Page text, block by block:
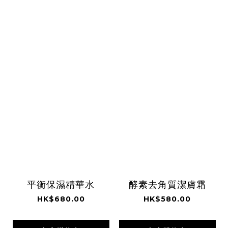
平衡保濕精華水
HK$680.00
酵素去角質潔膚霜
HK$580.00